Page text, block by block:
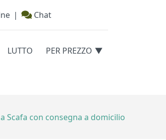
| Chat
LUTTO PER PREZZO
Scafa con consegna a domicilio